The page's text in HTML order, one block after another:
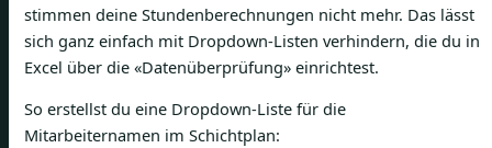
stimmen deine Stundenberechnungen nicht mehr. Das lässt
sich ganz einfach mit Dropdown-Listen verhindern, die du in
Excel über die «Datenüberprüfung» einrichtest.
So erstellst du eine Dropdown-Liste für die
Mitarbeiternamen im Schichtplan: